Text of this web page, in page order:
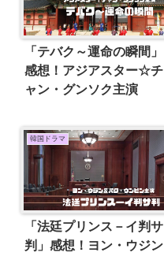
「テバク～運命の瞬間」
感想！アジアスター☆チ
ャン・グンソク主演
韓国ドラマ
「法廷プリンス－イ判サ
判」感想！ヨン・ウジン